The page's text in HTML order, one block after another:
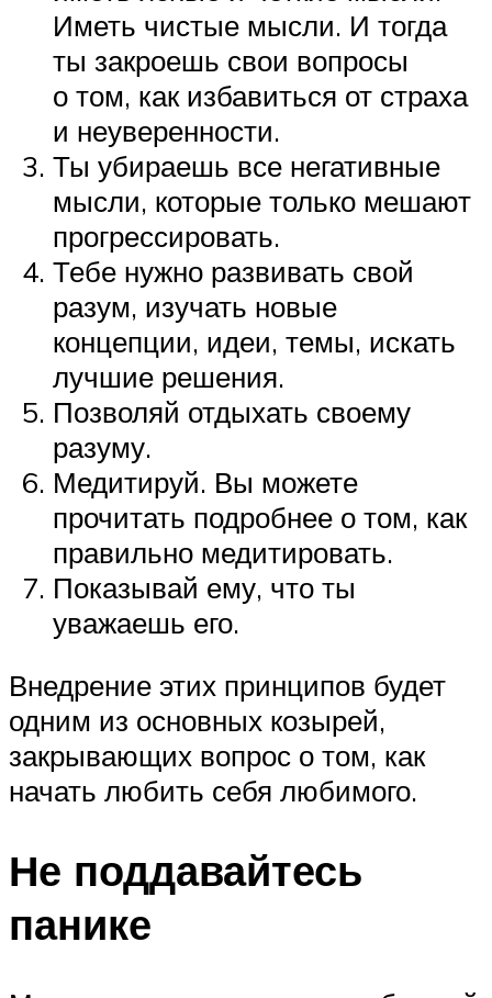
Иметь чистые мысли. И тогда
ты закроешь свои вопросы
о том, как избавиться от страха
и неуверенности.
Ты убираешь все негативные
мысли, которые только мешают
прогрессировать.
Тебе нужно развивать свой
разум, изучать новые
концепции, идеи, темы, искать
лучшие решения.
Позволяй отдыхать своему
разуму.
Медитируй. Вы можете
прочитать подробнее о том, как
правильно медитировать.
Показывай ему, что ты
уважаешь его.
Внедрение этих принципов будет
одним из основных козырей,
закрывающих вопрос о том, как
начать любить себя любимого.
Не поддавайтесь
панике